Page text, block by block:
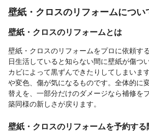
壁紙・クロスのリフォームについ
壁紙・クロスのリフォームとは
壁紙・クロスのリフォームをプロに依頼す
日生活していると知らない間に壁紙が傷つ
カビによって黒ずんできたりしてしまいま
や変色、傷が気になるものです。全体的に
替えを、一部分だけのダメージなら補修を
築同様の新しさが戻ります。
壁紙・クロスのリフォームを予約する